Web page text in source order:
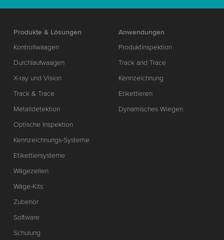
Produkte & Lösungen
Kontrollwaagen
Durchlaufwaagen
X-ray und Vision
Track & Trace
Metalldetektion
Optische Inspektion
Kennzeichnungs-Systeme
Etikettiersysteme
Wägezellen
Wäge-Kits
Zubehör
Software
Schulung
Anwendungen
Produktinspektion
Track and Trace
Kennzeichnung
Etikettieren
Dynamisches Wiegen